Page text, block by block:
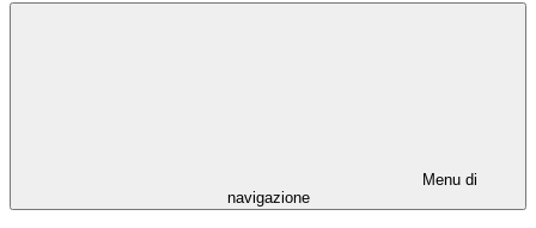
Menu di
navigazione